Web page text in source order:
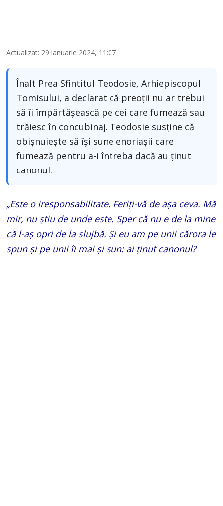
Actualizat: 29 ianuarie 2024, 11:07
Înalt Prea Sfintitul Teodosie, Arhiepiscopul
Tomisului, a declarat că preoţii nu ar trebui
să îi împărtăşească pe cei care fumează sau
trăiesc în concubinaj. Teodosie susţine că
obişnuieşte să îşi sune enoriaşii care
fumează pentru a-i întreba dacă au ţinut
canonul.
„Este o iresponsabilitate. Feriţi-vă de aşa ceva. Mă
mir, nu ştiu de unde este. Sper că nu e de la mine
că l-aş opri de la slujbă. Şi eu am pe unii cărora le
spun şi pe unii îi mai şi sun: ai ţinut canonul?